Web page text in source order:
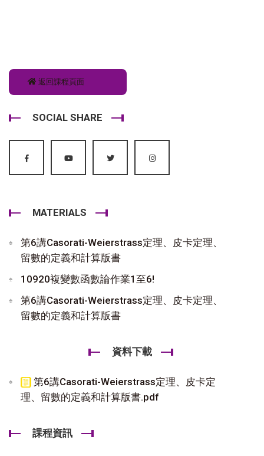
返回課程頁面
SOCIAL SHARE
MATERIALS
第6講Casorati-Weierstrass定理、皮卡定理、
留數的定義和計算版書
10920複變數函數論作業1至6!
第6講Casorati-Weierstrass定理、皮卡定理、
留數的定義和計算版書
資料下載
第6講Casorati-Weierstrass定理、皮卡定
理、留數的定義和計算版書.pdf
課程資訊